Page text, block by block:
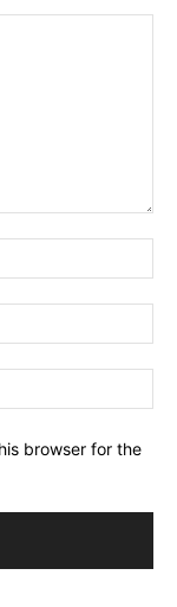
browser for the